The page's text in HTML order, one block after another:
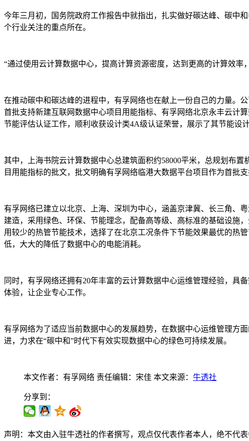
今年三月初，国务院政府工作报告中就指出，扎实做好碳达峰、碳中
个行业关注的重点所在。
“通过使用云计算数据中心，提高计算资源密度，达到更高的计算效
在推动碳中和碳达峰的进程中，有孚网络也在献上一份自己的力量。
首批支持新建互联网数据中心项目用能指标、有孚网络北京永丰云计
节能评估认证工作，顺利收获设计类4A级认证荣誉，展示了其节能设
其中，上海书院云计算数据中心总建筑面积约58000平米，总规划布
目用能指标的批文，批文明确有孚网络临港大数据平台项目作为首批
有孚网络已建立以北京、上海、深圳为中心，涵盖京津冀、长三角、
建造，采用绿色、环保、节能理念，配备高等级、高标准的基础设施
用较少的热管节能技术，选择了在北京工况条件下节能效果最优的热
低，大大的降低了数据中心的电能消耗。
同时，有孚网络还拥有20年丰富的云计算数据中心运维管理经验，具
体验，让企业专心工作。
有孚网络为了适应当前数据中心的发展趋势，在数据中心运维管理方
进，力求在“碳中和”时代下有效实现数据中心的绿色可持续发展。
本文作者：有孚网络 责任编辑：宋佳 本文来源： 牛透社
分享到：
声明：本文由入驻牛透社的作者撰写，观点仅代表作者本人，绝不代